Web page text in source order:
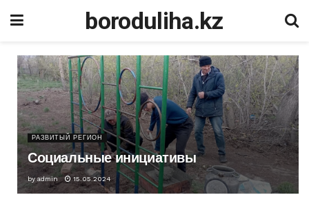
boroduliha.kz
РАЗВИТЫЙ РЕГИОН
Социальные инициативы
by admin 15.05.2024